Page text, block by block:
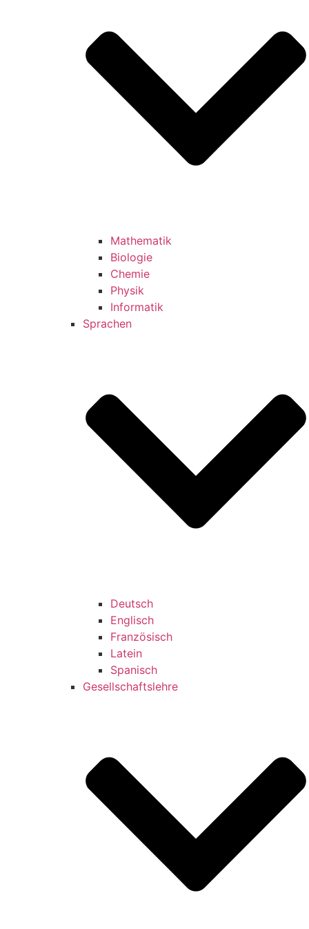
Mathematik
Biologie
Chemie
Physik
Informatik
Sprachen
Deutsch
Englisch
Französisch
Latein
Spanisch
Gesellschaftslehre